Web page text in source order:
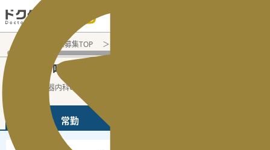
医師転職・求人募集TOP
鳥取県 の呼吸器内科
鳥取県の呼吸器内科の常勤の医師求人の検
常勤